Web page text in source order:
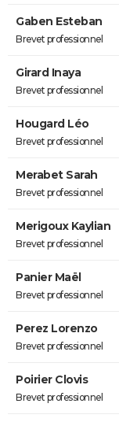
Gaben Esteban
Brevet professionnel
Girard Inaya
Brevet professionnel
Hougard Léo
Brevet professionnel
Merabet Sarah
Brevet professionnel
Merigoux Kaylian
Brevet professionnel
Panier Maël
Brevet professionnel
Perez Lorenzo
Brevet professionnel
Poirier Clovis
Brevet professionnel